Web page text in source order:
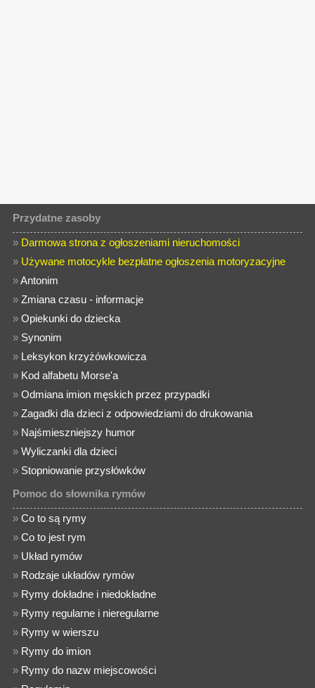
Przydatne zasoby
» Darmowa strona z ogłoszeniami nieruchomości
» Używane motocykle bezpłatne ogłoszenia motoryzacyjne
»Antonim
»Zmiana czasu - informacje
»Opiekunki do dziecka
» Synonim
» Leksykon krzyżówkowicza
» Kod alfabetu Morse'a
»Odmiana imion męskich przez przypadki
»Zagadki dla dzieci z odpowiedziami do drukowania
» Najśmieszniejszy humor
»Wyliczanki dla dzieci
» Stopniowanie przysłówków
Pomoc do słownika rymów
»Co to są rymy
»Co to jest rym
» Układ rymów
» Rodzaje układów rymów
» Rymy dokładne i niedokładne
» Rymy regularne i nieregularne
» Rymy w wierszu
» Rymy do imion
» Rymy do nazw miejscowości